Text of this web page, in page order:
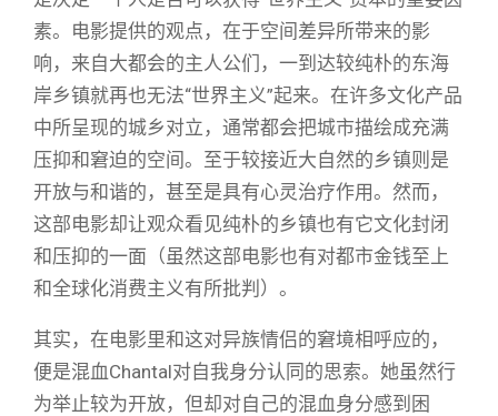
素。电影提供的观点，在于空间差异所带来的影
响，来自大都会的主人公们，一到达较纯朴的东海
岸乡镇就再也无法“世界主义”起来。在许多文化产品
中所呈现的城乡对立，通常都会把城市描绘成充满
压抑和窘迫的空间。至于较接近大自然的乡镇则是
开放与和谐的，甚至是具有心灵治疗作用。然而，
这部电影却让观众看见纯朴的乡镇也有它文化封闭
和压抑的一面（虽然这部电影也有对都市金钱至上
和全球化消费主义有所批判）。
其实，在电影里和这对异族情侣的窘境相呼应的，
便是混血Chantal对自我身分认同的思索。她虽然行
为举止较为开放，但却对自己的混血身分感到困